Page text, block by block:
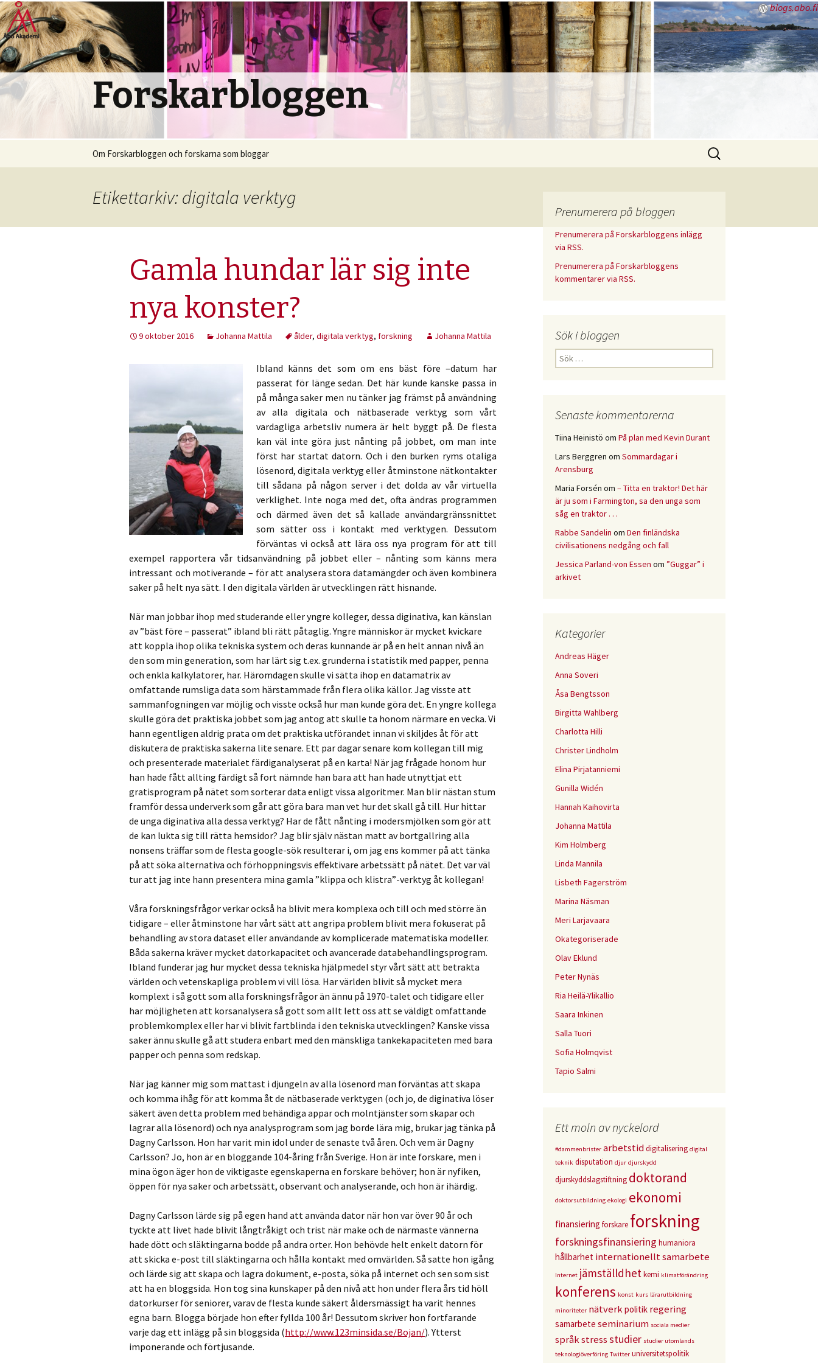
blogs.abo.fi
Forskarbloggen
Om Forskarbloggen och forskarna som bloggar
Sök
efter:
Etikettarkiv: digitala verktyg
Gamla hundar lär sig inte
nya konster?
9 oktober 2016 Johanna Mattila ålder, digitala verktyg, forskning Johanna Mattila
Ibland känns det som om ens bäst före –datum har
passerat för länge sedan. Det här kunde kanske passa in
på många saker men nu tänker jag främst på användning
av alla digitala och nätbaserade verktyg som vårt
vardagliga arbetsliv numera är helt byggt på. De flesta
kan väl inte göra just nånting på jobbet, om man inte
först har startat datorn. Och i den burken ryms otaliga
lösenord, digitala verktyg eller åtminstone nätkontakter
till sådana på någon server i det dolda av vår virtuella
verklighet. Inte noga med det, ofta ändras programmen
och därmed även det så kallade användargränssnittet
som sätter oss i kontakt med verktygen. Dessutom
förväntas vi också att lära oss nya program för att till
exempel rapportera vår tidsanvändning på jobbet eller – nånting som känns mera
intressant och motiverande – för att analysera stora datamängder och även kombinera
saker på helt nya sätt. I den digitala världen är utvecklingen rätt hisnande.
När man jobbar ihop med studerande eller yngre kolleger, dessa diginativa, kan känslan
av ”bäst före – passerat” ibland bli rätt påtaglig. Yngre människor är mycket kvickare
att koppla ihop olika tekniska system och deras kunnande är på en helt annan nivå än
den som min generation, som har lärt sig t.ex. grunderna i statistik med papper, penna
och enkla kalkylatorer, har. Häromdagen skulle vi sätta ihop en datamatrix av
omfattande rumsliga data som härstammade från flera olika källor. Jag visste att
sammanfogningen var möjlig och visste också hur man kunde göra det. En yngre kollega
skulle göra det praktiska jobbet som jag antog att skulle ta honom närmare en vecka. Vi
hann egentligen aldrig prata om det praktiska utförandet innan vi skiljdes åt för att
diskutera de praktiska sakerna lite senare. Ett par dagar senare kom kollegan till mig
och presenterade materialet färdiganalyserat på en karta! När jag frågade honom hur
han hade fått allting färdigt så fort nämnde han bara att han hade utnyttjat ett
gratisprogram på nätet som sorterar data enligt vissa algoritmer. Man blir nästan stum
framför dessa underverk som går att göra bara man vet hur det skall gå till. Hur hittar
de unga diginativa alla dessa verktyg? Har de fått nånting i modersmjölken som gör att
de kan lukta sig till rätta hemsidor? Jag blir själv nästan matt av bortgallring alla
nonsens träffar som de flesta google-sök resulterar i, om jag ens kommer på att tänka
på att söka alternativa och förhoppningsvis effektivare arbetssätt på nätet. Det var väl
tur att jag inte hann presentera mina gamla ”klippa och klistra”-verktyg åt kollegan!
Våra forskningsfrågor verkar också ha blivit mera komplexa och till och med större än
tidigare – eller åtminstone har vårt sätt att angripa problem blivit mera fokuserat på
behandling av stora dataset eller användande av komplicerade matematiska modeller.
Båda sakerna kräver mycket datorkapacitet och avancerade databehandlingsprogram.
Ibland funderar jag hur mycket dessa tekniska hjälpmedel styr vårt sätt att betrakta
världen och vetenskapliga problem vi vill lösa. Har världen blivit så mycket mera
komplext i så gott som alla forskningsfrågor än ännu på 1970-talet och tidigare eller
har möjligheten att korsanalysera så gott som allt lett oss att se väldigt omfattande
problemkomplex eller har vi blivit fartblinda i den tekniska utvecklingen? Kanske vissa
saker ännu skulle gå att studera enbart med den mänskliga tankekapaciteten med bara
papper och penna som redskap.
När jag känner mig som mattast i djungeln av alla lösenord man förväntas att skapa
och komma ihåg för att komma åt de nätbaserade verktygen (och jo, de diginativa löser
säkert även detta problem med behändiga appar och molntjänster som skapar och
lagrar alla lösenord) och nya analysprogram som jag borde lära mig, brukar jag tänka på
Dagny Carlsson. Hon har varit min idol under de senaste två åren. Och vem är Dagny
Carlsson? Jo, hon är en bloggande 104-åring från Sverige. Hon är inte forskare, men i
mina ögon äger hon de viktigaste egenskaperna en forskare behöver; hon är nyfiken,
öppen för nya saker och arbetssätt, observant och analyserande, och hon är ihärdig.
Dagny Carlsson lärde sig på egen hand att använda dator när hon var över 90 år och
tyckte att livet hade blivit långtråkigt och trist när make och de närmaste vännerna
hade dött och släktingarna bodde på andra orter. Hon behövde helt enkelt datorn för
att skicka e-post till släktingarna och hålla kontakt med omvärlden. Så satte hon igång
och lärde sig att skapa och lagra dokument, e-posta, söka på internet och sen som sist
att ha en bloggsida. Hon tog sina kunskaper på den nivå att hon under flera års tid höll
datorkurser för seniorer, varav de flesta kunde säkert åldersmässigt ha varit hennes
egna barn. Blogga började hon efter fyllda 100 år! Dessutom skriver hon fortfarande
varje dag ett inlägg på sin bloggsida (http://www.123minsida.se/Bojan/). Ytterst
imponerande och förtjusande.
Prenumerera på bloggen
Prenumerera på Forskarbloggens inlägg
via RSS.
Prenumerera på Forskarbloggens
kommentarer via RSS.
Sök i bloggen
Sök
efter:
Senaste kommentarerna
Tiina Heinistö om På plan med Kevin Durant
Lars Berggren om Sommardagar i
Arensburg
Maria Forsén om – Titta en traktor! Det här
är ju som i Farmington, sa den unga som
såg en traktor . . .
Rabbe Sandelin om Den finländska
civilisationens nedgång och fall
Jessica Parland-von Essen om ”Guggar” i
arkivet
Kategorier
Andreas Häger
Anna Soveri
Åsa Bengtsson
Birgitta Wahlberg
Charlotta Hilli
Christer Lindholm
Elina Pirjatanniemi
Gunilla Widén
Hannah Kaihovirta
Johanna Mattila
Kim Holmberg
Linda Mannila
Lisbeth Fagerström
Marina Näsman
Meri Larjavaara
Okategoriserade
Olav Eklund
Peter Nynäs
Ria Heilä-Ylikallio
Saara Inkinen
Salla Tuori
Sofia Holmqvist
Tapio Salmi
Ett moln av nyckelord
#dammenbrister arbetstiddigitalisering digital
teknik disputation djur djurskydd
djurskyddslagstiftning doktorand
doktorsutbildning ekologi ekonomi
finansiering forskare forskning
forskningsfinansiering humaniora
hållbarhet internationellt samarbete
Internet jämställdhetkemi klimatförändring
konferens konst kurs lärarutbildning
minoriteter nätverkpolitik regering
samarbete seminarium sociala medier
språkstressstudier studier utomlands
teknologiöverföring Twitter universitetspolitik